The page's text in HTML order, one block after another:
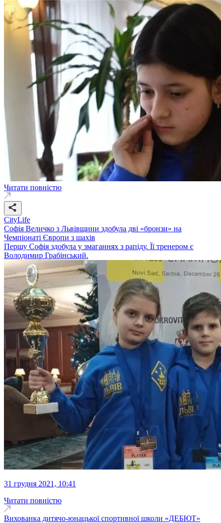
Читати повністю
CityLife
Софія Величко з Львівщини здобула дві «бронзи» на
Чемпіонаті Європи з шахів
Першу Софія здобула у змаганнях з рапіду. Її тренером є
Володимир Грабінський.
31 грудня 2021, 10:41
Читати повністю
Вихованка дитячо-юнацької спортивної школи «ДЕБЮТ»